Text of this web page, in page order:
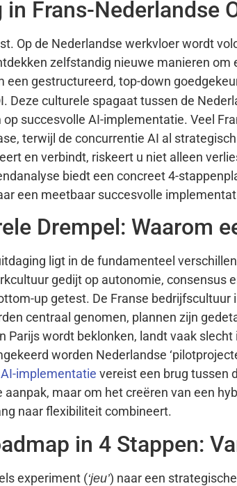
Frans-Nederlandse
Op de Nederlandse werkvloer wordt
zelfstandig nieuwe manieren
een gestructureerd, top-down
Deze culturele spagaat tussen de
op succesvolle AI-implementatie. Veel
terwijl de concurrentie AI al
en verbindt, riskeert u niet alleen
biedt een concreet 4-
een meetbaar succesvolle
Drempel: Waarom
ligt in de fundamenteel
gedijt op autonomie, consensus
up getest. De Franse
centraal genomen, plannen zijn
Parijs wordt beklonken, landt vaak
worden Nederlandse
AI-implementatie vereist een brug tussen
aanpak, maar om het creëren van een
naar flexibiliteit combineert.
in 4 Stappen:
experiment (‘jeu’) naar een